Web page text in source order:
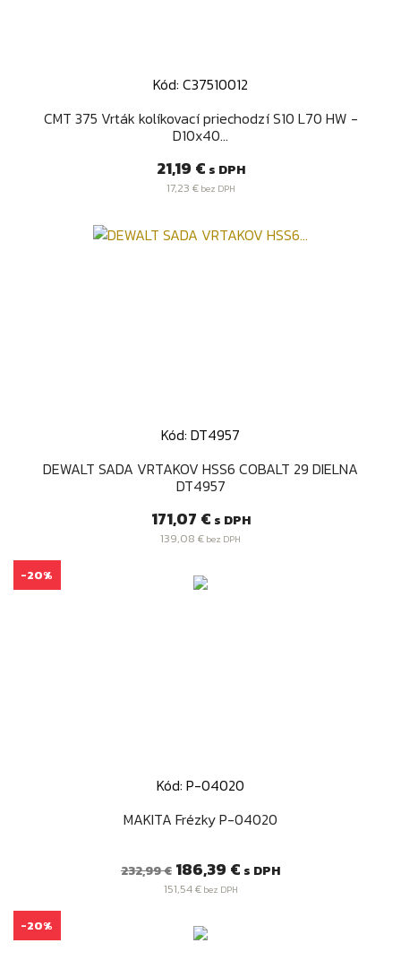
Kód: C37510012
CMT 375 Vrták kolíkovací priechodzí S10 L70 HW -
D10x40...
Cena
21,19 € s DPH
17,23 €bez DPH
Kód: DT4957
DEWALT SADA VRTAKOV HSS6 COBALT 29 DIELNA
DT4957
Cena
171,07 € s DPH
139,08 € bez DPH
Kód: P-04020
MAKITA Frézky P-04020
Bežná
232,99 € Cena
186,39 € s DPH
151,54 €bez DPH
-20%
-20%